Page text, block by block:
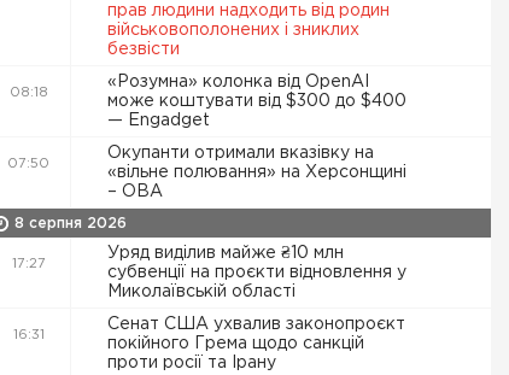
прав людини надходить від родин
військовополонених і зниклих
безвісти
08:18
«Розумна» колонка від OpenAI
може коштувати від $300 до $400
— Engadget
07:50
Окупанти отримали вказівку на
«вільне полювання» на Херсонщині
– ОВА
8 серпня 2026
17:27
Уряд виділив майже ₴10 млн
субвенції на проєкти відновлення у
Миколаївській області
16:31
Сенат США ухвалив законопроєкт
покійного Грема щодо санкцій
проти росії та Ірану